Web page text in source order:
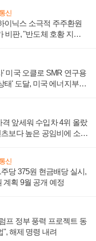
신
이닉스 소극적 주주환원
비판, "반도체 호황 지속
' 미국 오클로 SMR 연구용
태' 도달, 미국 에너지부
격 앞세워 수입차 4위 올랐
츠보다 높은 공임비에 소비
신
당 375원 현금배당 실시,
계획 9월 공개 예정
프 정부 풍력 프로젝트 동
", 해제 명령 내려